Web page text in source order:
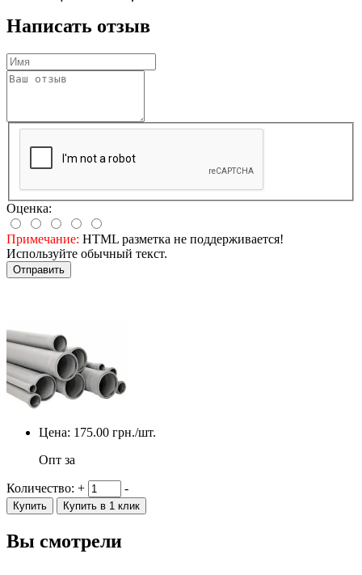
Написать отзыв
Оценка:
Примечание: HTML разметка не поддерживается!
Используйте обычный текст.
Отправить
Цена: 175.00 грн./шт.
Опт за
Количество: + -
Купить Купить в 1 клик
Вы смотрели